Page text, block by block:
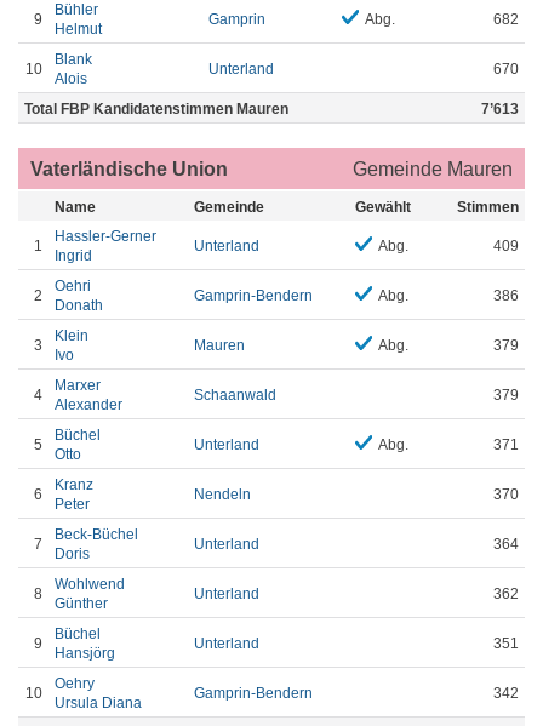
9
Bühler
Helmut
Gamprin Abg. 682
10
Blank
Alois
Unterland 670
Total FBP Kandidatenstimmen Mauren 7’613
Vaterländische Union Gemeinde Mauren
Name Gemeinde Gewählt Stimmen
1
Hassler-Gerner
Ingrid
Unterland Abg. 409
2
Oehri
Donath
Gamprin-Bendern Abg. 386
3
Klein
Ivo
Mauren Abg. 379
4
Marxer
Alexander
Schaanwald 379
5
Büchel
Otto
Unterland Abg. 371
6
Kranz
Peter
Nendeln 370
7
Beck-Büchel
Doris
Unterland 364
8
Wohlwend
Günther
Unterland 362
9
Büchel
Hansjörg
Unterland 351
10
Oehry
Ursula Diana
Gamprin-Bendern 342